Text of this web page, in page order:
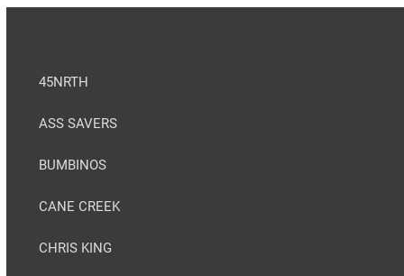
45NRTH
ASS SAVERS
BUMBINOS
CANE CREEK
CHRIS KING